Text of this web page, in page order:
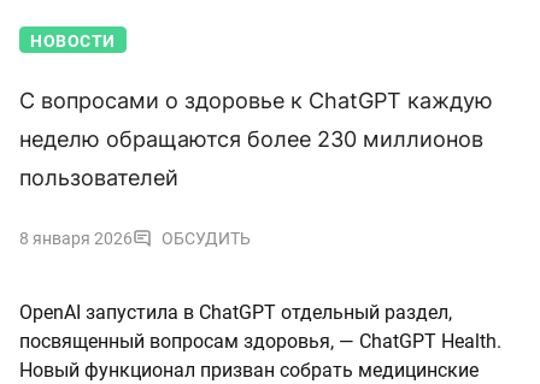
НОВОСТИ
С вопросами о здоровье к ChatGPT каждую
неделю обращаются более 230 миллионов
пользователей
8 января 2026 ОБСУДИТЬ
OpenAI запустила в ChatGPT отдельный раздел,
посвященный вопросам здоровья, — ChatGPT Health.
Новый функционал призван собрать медицинские